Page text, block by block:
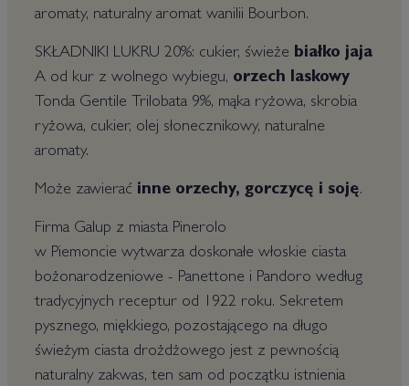
aromaty, naturalny aromat wanilii Bourbon.
SKŁADNIKI LUKRU 20%: cukier, świeże białko jaja
A od kur z wolnego wybiegu, orzech laskowy
Tonda Gentile Trilobata 9%, mąka ryżowa, skrobia
ryżowa, cukier, olej słonecznikowy, naturalne
aromaty.
Może zawierać inne orzechy, gorczycę i soję.
Firma Galup z miasta Pinerolo
w Piemoncie wytwarza doskonałe włoskie ciasta
bożonarodzeniowe - Panettone i Pandoro według
tradycyjnych receptur od 1922 roku. Sekretem
pysznego, miękkiego, pozostającego na długo
świeżym ciasta drożdżowego jest z pewnością
naturalny zakwas, ten sam od początku istnienia